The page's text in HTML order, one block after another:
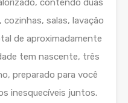
contendo duas
salas, lavação
de aproximadamente
tem nascente, três
preparado para você
inesquecíveis juntos.